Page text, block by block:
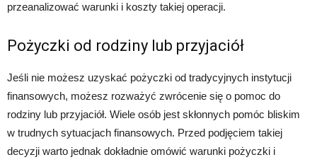
przeanalizować warunki i koszty takiej operacji.
Pożyczki od rodziny lub przyjaciół
Jeśli nie możesz uzyskać pożyczki od tradycyjnych instytucji
finansowych, możesz rozważyć zwrócenie się o pomoc do
rodziny lub przyjaciół. Wiele osób jest skłonnych pomóc bliskim
w trudnych sytuacjach finansowych. Przed podjęciem takiej
decyzji warto jednak dokładnie omówić warunki pożyczki i